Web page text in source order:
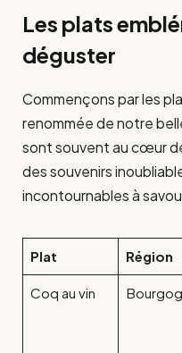
Les plats
déguster
Commençons par les
renommée de notre
sont souvent au cœur
des souvenirs
incontournables à
Plat Région
Coq au vin